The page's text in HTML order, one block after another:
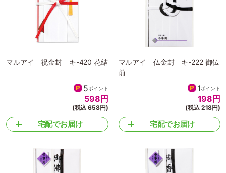
マルアイ 祝金封 キ-420 花結
5ポイント
598 円
(税込 658円)
宅配でお届け
マルアイ 仏金封 キ-222 御仏
前
1ポイント
198 円
(税込 218円)
宅配でお届け